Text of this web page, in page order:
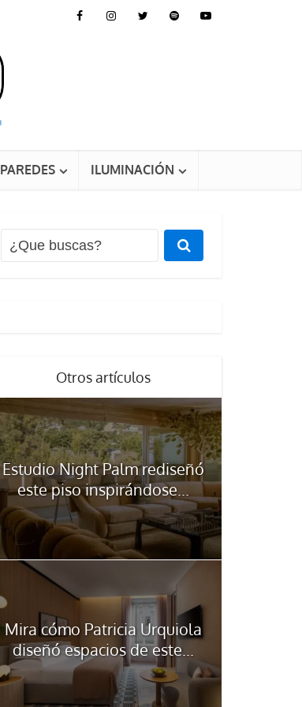
PAREDES ILUMINACIÓN
Otros artículos
Estudio Night Palm rediseñó
este piso inspirándose...
Mira cómo Patricia Urquiola
diseñó espacios de este...